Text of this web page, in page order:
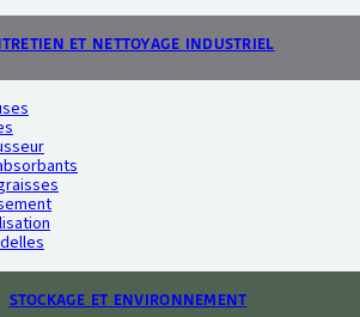
ET NETTOYAGE INDUSTRIEL
STOCKAGE ET ENVIRONNEMENT